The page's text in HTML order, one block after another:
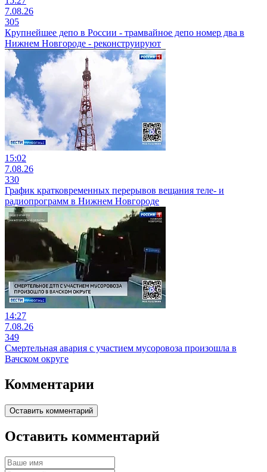
7.08.26
305
Крупнейшее депо в России - трамвайное депо номер два в
Нижнем Новгороде - реконструируют
15:02
7.08.26
330
График кратковременных перерывов вещания теле- и
радиопрограмм в Нижнем Новгороде
14:27
7.08.26
349
Смертельная авария с участием мусоровоза произошла в
Вачском округе
Комментарии
Оставить комментарий
Оставить комментарий